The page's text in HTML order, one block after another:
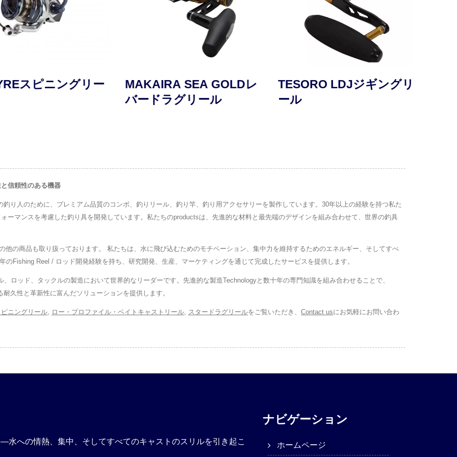
スピニングリー
MAKAIRA SEA GOLDレ
バードラグリール
TESORO LDJジギングリ
ール
信頼性のある機器
り人のために、プレミアム品質のコンボ、釣りリール、釣り竿、釣り用アクセサリーを製作しています。30年以上の経験を持つ私た
ーマンスを考慮した釣り具を開発しています。私たちのproductsは、先進的な材料と最先端のデザインを組み合わせて、世界の釣具
の商品も取り扱っております。 私たちは、水に飛び込むためのモチベーション、集中力を維持するためのエネルギー、そしてすべ
Fishing Reel / ロッド開発経験を持ち、研究開発、生産、マーケティングを通じて完成したサービスを提供します。
ロッド、タックルの製造において世界的なリーダーです。先進的な製造Technologyと数十年の専門知識を組み合わせることで、
久性と革新性に富んだソリューションを提供します。
ニングリール, ロー・プロファイル・ベイトキャストリール, スタードラグリールをご覧いただき、 Contact usにお気軽にお問い合わ
水への情熱、集中、そしてすべてのキャストのスリルを引き起こ
ナビゲーション
ホームページ